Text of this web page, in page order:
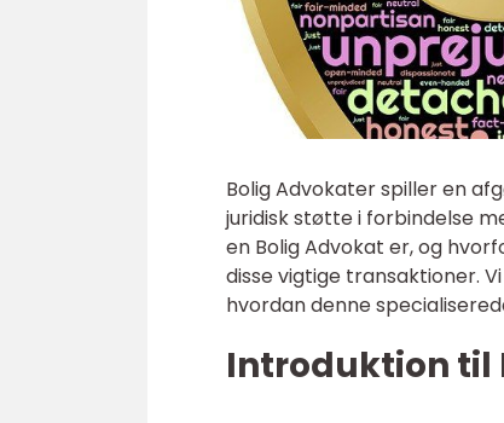
Bolig Advokater spiller en
juridisk støtte i forbindelse
en Bolig Advokat er, og
disse vigtige transaktioner.
hvordan denne
Introduktion til